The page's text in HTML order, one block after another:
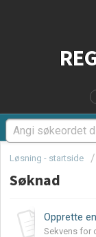
Løsning - startside
Søknad
Opprette
Sekvens for